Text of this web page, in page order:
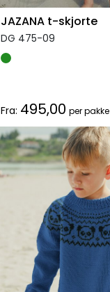
JAZANA t-skjorte
DG 475-09
Fra: 495,00 per pakke